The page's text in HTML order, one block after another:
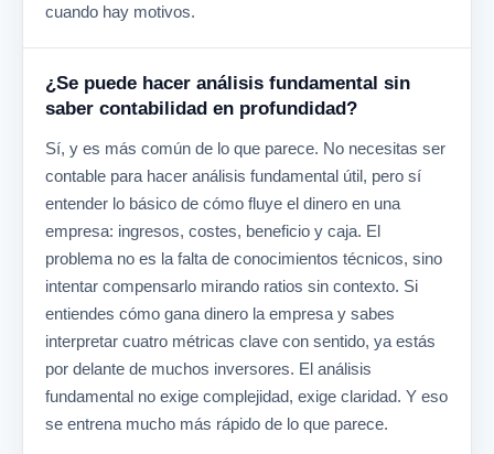
cuando hay motivos.
¿Se puede hacer análisis fundamental sin
saber contabilidad en profundidad?
Sí, y es más común de lo que parece. No necesitas ser
contable para hacer análisis fundamental útil, pero sí
entender lo básico de cómo fluye el dinero en una
empresa: ingresos, costes, beneficio y caja. El
problema no es la falta de conocimientos técnicos, sino
intentar compensarlo mirando ratios sin contexto. Si
entiendes cómo gana dinero la empresa y sabes
interpretar cuatro métricas clave con sentido, ya estás
por delante de muchos inversores. El análisis
fundamental no exige complejidad, exige claridad. Y eso
se entrena mucho más rápido de lo que parece.